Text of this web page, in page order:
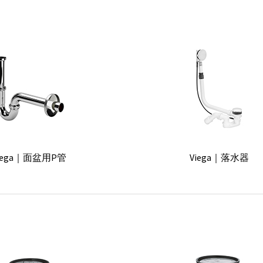
11 方形置物籃 30cm
KEUCO｜Collection Moll 皂盤
｜面盆用P管 Viega｜落水器